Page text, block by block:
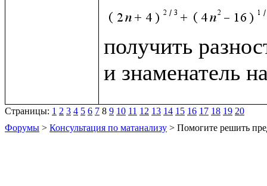
получить
и знаменатель
Страницы: 1 2 3 4 5 6 7 8 9 10 11 12 13 14 15 16 17 18 19 20
Форумы > Консультация по матанализу > Помогите решить